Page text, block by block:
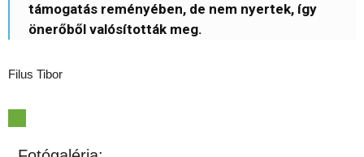
támogatás reményében, de nem nyertek, így
önerőből valósították meg.
Filus Tibor